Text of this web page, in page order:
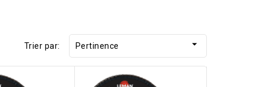
Trier par: Pertinence 